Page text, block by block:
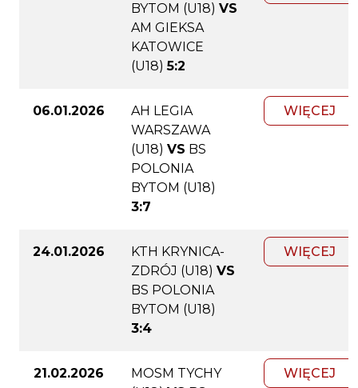
BYTOM (U18) VS
AM GIEKSA
KATOWICE
(U18)5:2
06.01.2026
AH LEGIA
WARSZAWA
(U18) VS BS
POLONIA
BYTOM (U18)
3:7
WIĘCEJ
24.01.2026
KTH KRYNICA-
ZDRÓJ (U18) VS
BS POLONIA
BYTOM (U18)
3:4
WIĘCEJ
21.02.2026
MOSM TYCHY
WIĘCEJ